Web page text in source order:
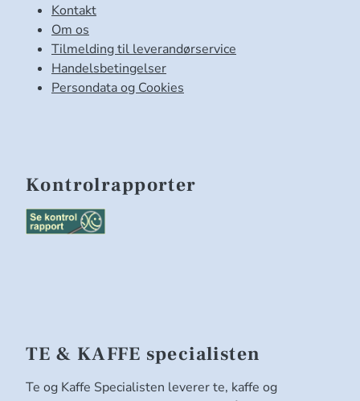
Kontakt
Om os
Tilmelding til leverandørservice
Handelsbetingelser
Persondata og Cookies
Kontrolrapporter
TE & KAFFE specialisten
Te og Kaffe Specialisten leverer te, kaffe og